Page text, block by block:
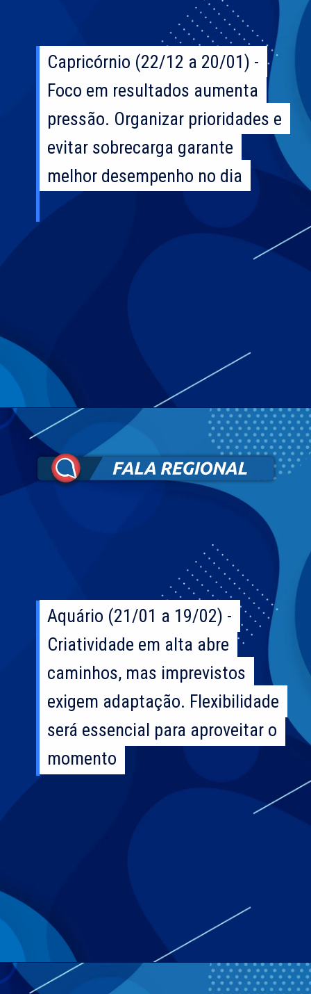
Capricórnio (22/12 a 20/01) -
Foco em resultados aumenta
pressão. Organizar prioridades e
evitar sobrecarga garante
melhor desempenho no dia
Capricórnio (22/12 a 20/01) -
Foco em resultados aumenta
pressão. Organizar prioridades e
evitar sobrecarga garante
melhor desempenho no dia
Aquário (21/01 a 19/02) -
Criatividade em alta abre
caminhos, mas imprevistos
exigem adaptação. Flexibilidade
será essencial para aproveitar o
momento
Aquário (21/01 a 19/02) -
Criatividade em alta abre
caminhos, mas imprevistos
exigem adaptação. Flexibilidade
será essencial para aproveitar o
momento